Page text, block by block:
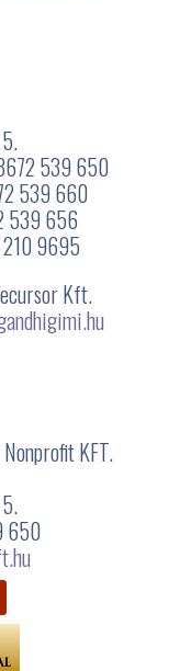
539 650
539 660
539 656
210 9695
Kft.
KFT.
650